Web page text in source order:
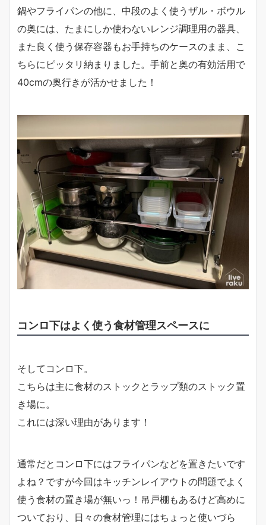
鍋やフライパンの他に、中段のよく使うザル・ボウル
の奥には、たまにしか使わないレンジ調理用の器具、
また良く使う保存容器もお手持ちのケースのまま、こ
ちらにピッタリ納まりました。手前と奥の有効活用で
40cmの奥行きが活かせました！
コンロ下はよく使う食材管理スペースに
そしてコンロ下。
こちらは主に食材のストックとラップ類のストック置
き場に。
これには深い理由があります！
通常だとコンロ下にはフライパンなどを置きたいです
よね？ですが今回はキッチンレイアウトの問題でよく
使う食材の置き場が無いっ！吊戸棚もあるけど高めに
ついており、日々の食材管理にはちょっと使いづら